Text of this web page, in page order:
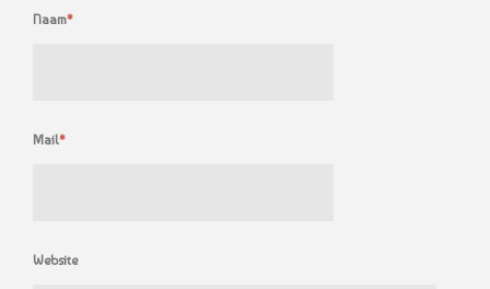
Naam*
Mail*
Website